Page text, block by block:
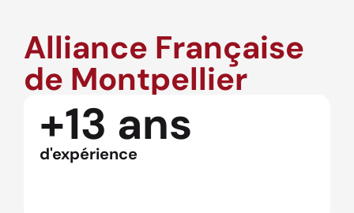
Alliance Française
de Montpellier
+13 ans
d'expérience